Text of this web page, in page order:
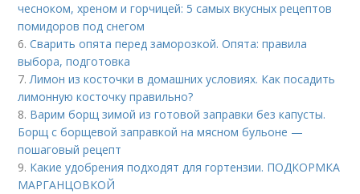
чесноком, хреном и горчицей: 5 самых вкусных рецептов
помидоров под снегом
6.Сварить опята перед заморозкой. Опята: правила
выбора, подготовка
7.Лимон из косточки в домашних условиях. Как посадить
лимонную косточку правильно?
8. Варим борщ зимой из готовой заправки без капусты.
Борщ с борщевой заправкой на мясном бульоне —
пошаговый рецепт
9. Какие удобрения подходят для гортензии. ПОДКОРМКА
МАРГАНЦОВКОЙ